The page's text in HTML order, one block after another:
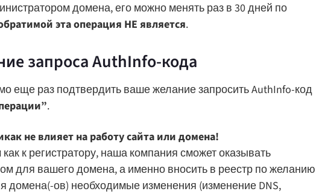
домена, его можно менять раз в 30 дней по
эта операция НЕ является.
запроса AuthInfo-кода
еще раз подтвердить ваше желание запросить AuthInfo-код
.
не влияет на работу сайта или домена!
к регистратору, наша компания сможет оказывать
для вашего домена, а именно вносить в реестр по желанию
домена(-ов) необходимые изменения (изменение DNS,